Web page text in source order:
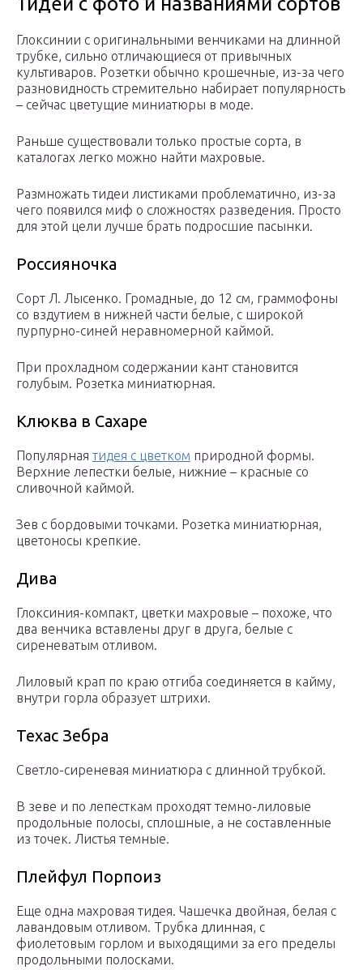
Глоксинии с оригинальными венчиками на длинной
трубке, сильно отличающиеся от привычных
культиваров. Розетки обычно крошечные, из-за чего
разновидность стремительно набирает популярность
– сейчас цветущие миниатюры в моде.
Раньше существовали только простые сорта, в
каталогах легко можно найти махровые.
Размножать тидеи листиками проблематично, из-за
чего появился миф о сложностях разведения. Просто
для этой цели лучше брать подросшие пасынки.
Россияночка
Сорт Л. Лысенко. Громадные, до 12 см, граммофоны
со вздутием в нижней части белые, с широкой
пурпурно-синей неравномерной каймой.
При прохладном содержании кант становится
голубым. Розетка миниатюрная.
Клюква в Сахаре
Популярная тидея с цветком природной формы.
Верхние лепестки белые, нижние – красные со
сливочной каймой.
Зев с бордовыми точками. Розетка миниатюрная,
цветоносы крепкие.
Дива
Глоксиния-компакт, цветки махровые – похоже, что
два венчика вставлены друг в друга, белые с
сиреневатым отливом.
Лиловый крап по краю отгиба соединяется в кайму,
внутри горла образует штрихи.
Техас Зебра
Светло-сиреневая миниатюра с длинной трубкой.
В зеве и по лепесткам проходят темно-лиловые
продольные полосы, сплошные, а не составленные
из точек. Листья темные.
Плейфул Порпоиз
Еще одна махровая тидея. Чашечка двойная, белая с
лавандовым отливом. Трубка длинная, с
фиолетовым горлом и выходящими за его пределы
продольными полосками.